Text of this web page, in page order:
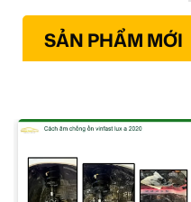
SẢN PHẨM MỚI